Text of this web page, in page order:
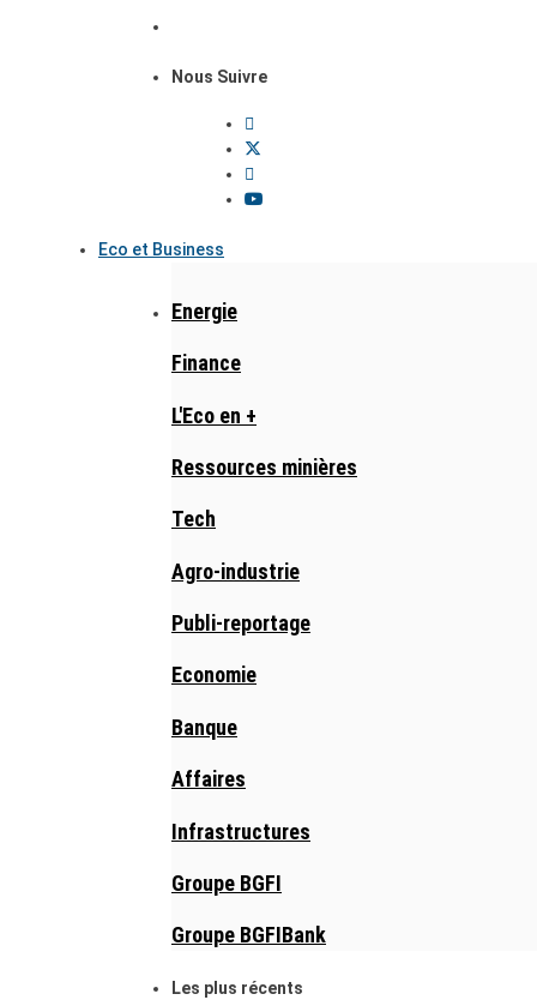
Nous Suivre
Eco et Business
Energie
Finance
L'Eco en +
Ressources minières
Tech
Agro-industrie
Publi-reportage
Economie
Banque
Affaires
Infrastructures
Groupe BGFI
Groupe BGFIBank
Les plus récents